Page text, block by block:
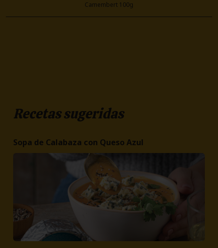
Camembert 100g
Recetas sugeridas
Sopa de Calabaza con Queso Azul